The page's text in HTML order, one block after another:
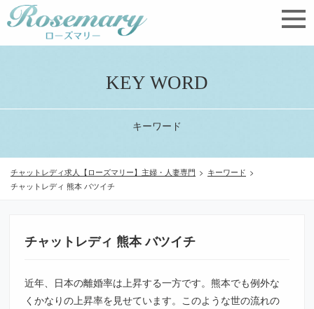
KEY WORD
キーワード
チャットレディ求人【ローズマリー】主婦・人妻専門 > キーワード >
チャットレディ 熊本 バツイチ
チャットレディ 熊本 バツイチ
近年、日本の離婚率は上昇する一方です。熊本でも例外な
くかなりの上昇率を見せています。このような世の流れの